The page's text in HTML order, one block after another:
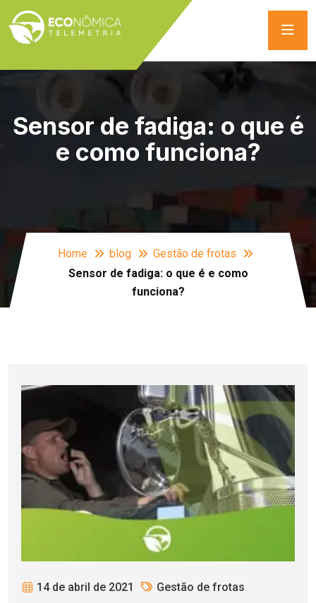
Sensor de fadiga: o que é
e como funciona?
Home blog
Gestão de frotas
Sensor de fadiga: o que é e como
funciona?
14 de abril de 2021 Gestão de frotas